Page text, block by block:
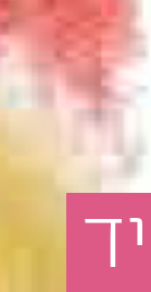
יד